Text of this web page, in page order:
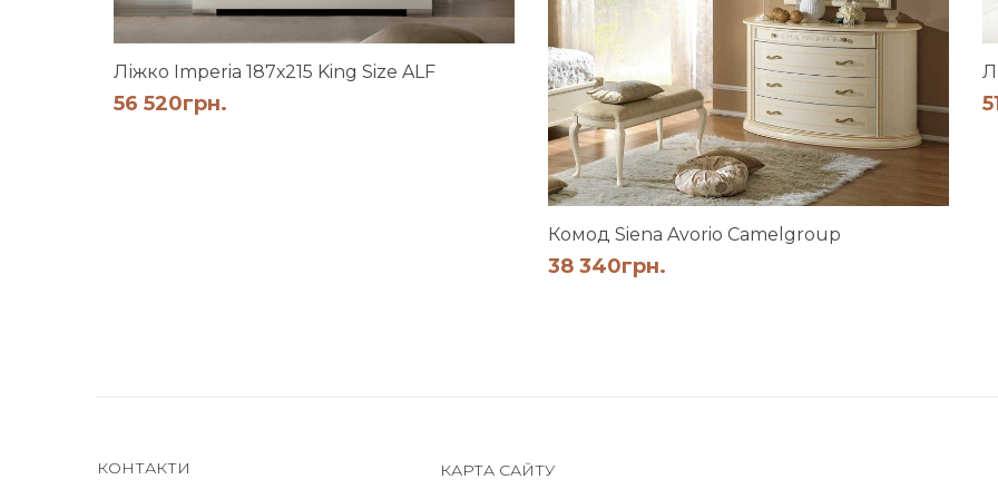
Ліжко Imperia 187х215 King Size ALF
56 520грн.
Комод Siena Avorio Camelgroup
38 340грн.
КОНТАКТИ КАРТА САЙТУ